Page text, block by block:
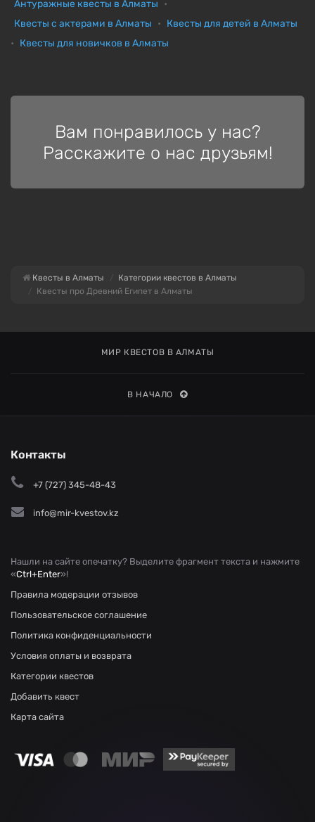
Антуражные квесты в Алматы
Квесты с актерами в Алматы
Квесты для детей в Алматы
Квесты для новичков в Алматы
Вам понравилось у нас?
Расскажите о нас друзьям!
Квесты в Алматы
Категории квестов в Алматы
Квесты про Древний Египет в Алматы
МИР КВЕСТОВ В АЛМАТЫ
В НАЧАЛО
Контакты
+7 (727) 345-48-43
info@mir-kvestov.kz
Нашли на сайте опечатку? Выделите фрагмент текста и нажмите
«Ctrl+Enter»!
Правила модерации отзывов
Пользовательское соглашение
Политика конфиденциальности
Условия оплаты и возврата
Категории квестов
Добавить квест
Карта сайта